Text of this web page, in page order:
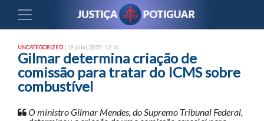
UNCATEGORIZED| 19 julho, 2022 - 12:16
Gilmar determina criação de
comissão para tratar do ICMS sobre
combustível
O ministro Gilmar Mendes, do Supremo Tribunal Federal,